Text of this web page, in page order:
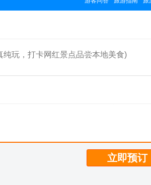
纯玩，打卡网红景点品尝本地美食)
立即预订